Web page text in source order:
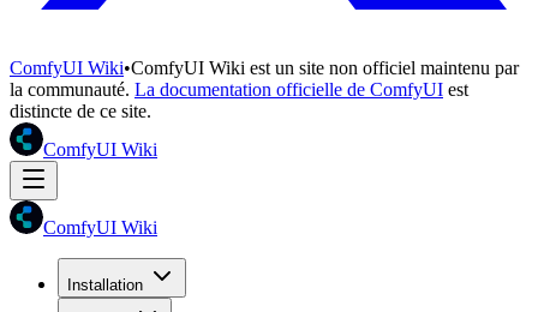
ComfyUI Wiki•ComfyUI Wiki est un site non officiel maintenu par
la communauté. La documentation officielle de ComfyUI est
distincte de ce site.
ComfyUI Wiki
ComfyUI Wiki
Installation